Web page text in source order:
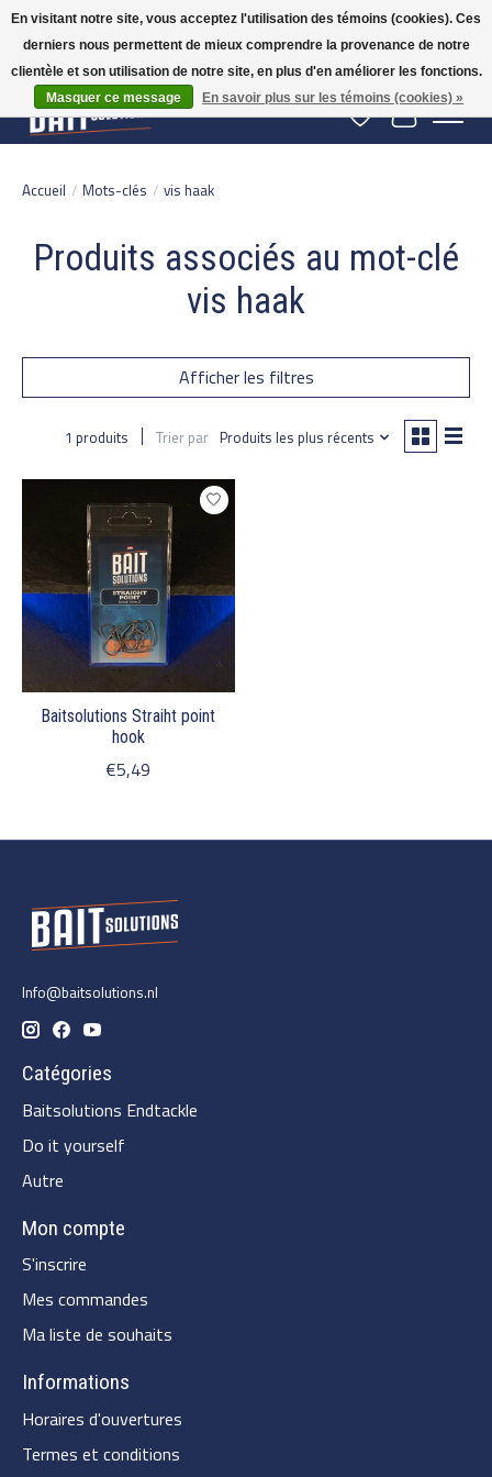
Gratis verzending vanaf 50 euro binnen NL | Op voorraad binnen 2-5 werkdagen
verzonden | België vanaf 70 euro gratis verzonden
Liste de souhaits
Panier
Accueil / Mots-clés / vis haak
Produits associés au mot-clé
vis haak
Afficher les filtres
1 produits Trier par Produits les plus récents
Baitsolutions Straiht point
hook
€5,49
Info@baitsolutions.nl
Catégories
Baitsolutions Endtackle
Do it yourself
Autre
Mon compte
S'inscrire
Mes commandes
Ma liste de souhaits
Informations
Horaires d'ouvertures
Termes et conditions
En visitant notre site, vous acceptez l'utilisation des témoins (cookies). Ces
derniers nous permettent de mieux comprendre la provenance de notre
clientèle et son utilisation de notre site, en plus d'en améliorer les fonctions.
Masquer ce message
En savoir plus sur les témoins (cookies) »